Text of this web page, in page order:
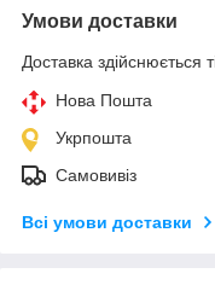
Умови доставки
Доставка здійснюється
Нова Пошта
Укрпошта
Самовивіз
Всі умови доставки